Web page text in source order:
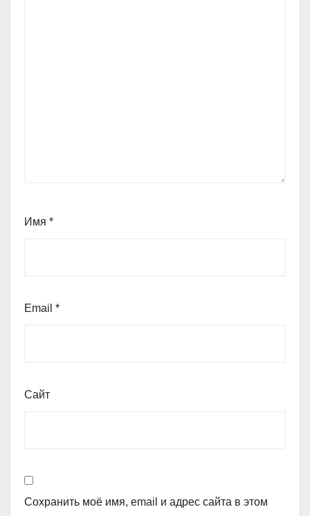
Имя *
Email *
Сайт
Сохранить моё имя, email и адрес сайта в этом